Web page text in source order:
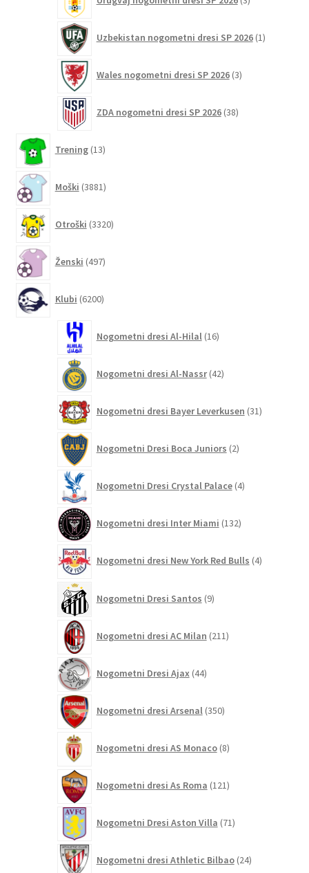
izdelki
Uzbekistan nogometni dresi SP 2026 1izdelek
Wales nogometni dresi SP 2026 3izdelki
ZDA nogometni dresi SP 2026 38izdelkov
Trening 13izdelkov
Moški 3881izdelkov
Otroški 3320izdelkov
Ženski 497izdelkov
Klubi 6200izdelkov
Nogometni dresi Al-Hilal 16izdelkov
Nogometni dresi Al-Nassr 42izdelkov
Nogometni dresi Bayer Leverkusen 31izdelkov
Nogometni Dresi Boca Juniors 2izdelka
Nogometni Dresi Crystal Palace 4izdelki
Nogometni dresi Inter Miami 132izdelkov
Nogometni dresi New York Red Bulls 4izdelki
Nogometni Dresi Santos 9izdelkov
Nogometni dresi AC Milan 211izdelkov
Nogometni Dresi Ajax 44izdelkov
Nogometni dresi Arsenal 350izdelkov
Nogometni dresi AS Monaco 8izdelkov
Nogometni dresi As Roma 121izdelkov
Nogometni Dresi Aston Villa 71izdelkov
Nogometni dresi Athletic Bilbao 24izdelkov